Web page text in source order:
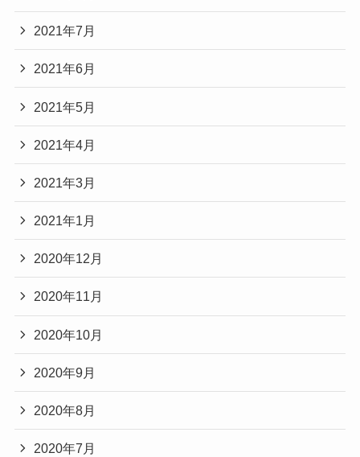
2021年7月
2021年6月
2021年5月
2021年4月
2021年3月
2021年1月
2020年12月
2020年11月
2020年10月
2020年9月
2020年8月
2020年7月